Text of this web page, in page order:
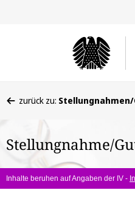
befinden
hier:
zurück zu:
Stellungnahme/
Inhalte beruhen auf Angaben der IV -